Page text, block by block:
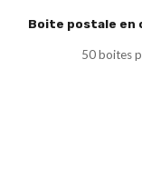
Boite postale en
50 boites